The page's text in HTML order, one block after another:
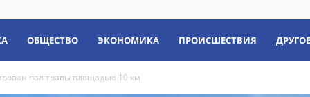
ОБЩЕСТВО ЭКОНОМИКА ПРОИСШЕСТВИЯ ДРУГОЕ
пал травы площадью 10 км